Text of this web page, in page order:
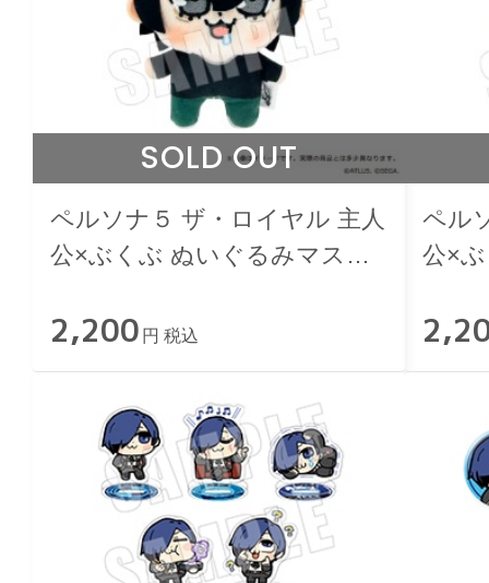
SOLD OUT
ペルソナ５ ザ・ロイヤル 主人
公×ぶくぶ ぬいぐるみマスコ
2,200 円 税込
ペル
公×